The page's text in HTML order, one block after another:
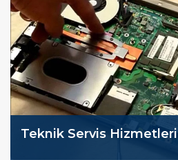
Teknik Servis Hizmetleri